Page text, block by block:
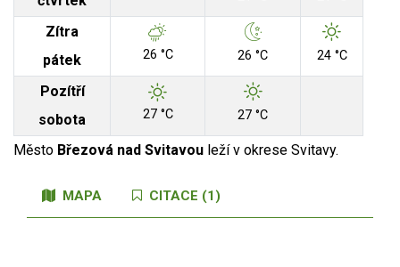
Zítra
pátek
26 °C 26 °C 24 °C
Pozítří
sobota
27 °C 27 °C
Město Březová nad Svitavou leží v okrese Svitavy.
MAPA CITACE (1)